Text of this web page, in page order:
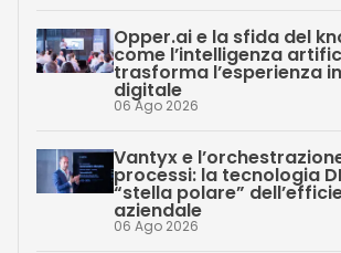
Opper.ai e la sfida del
come l’intelligenza
trasforma l’esperienza
digitale
06 Ago 2026
Vantyx e
processi: la tecnologia
“stella polare”
aziendale
06 Ago 2026